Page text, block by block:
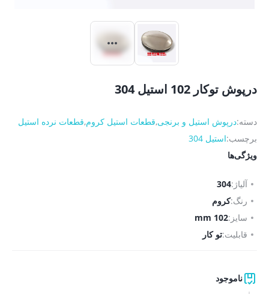
درپوش توکار 102 استیل 304
دسته:درپوش استیل و برنجی,قطعات استیل کروم,قطعات نرده استیل
برچسب:استیل 304
ویژگی‌ها
آلیاژ:304
رنگ:کروم
سایز:102 mm
قابلیت:تو کار
ناموجود